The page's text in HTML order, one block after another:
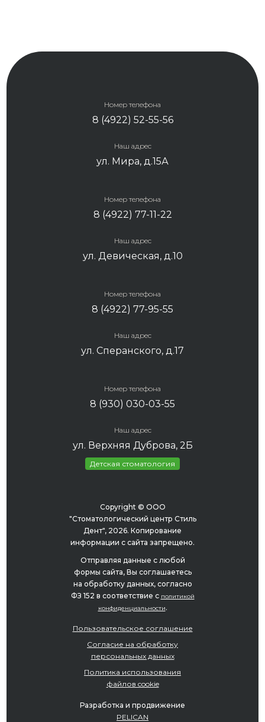
Номер телефона
8 (4922) 52-55-56
Наш адрес
ул. Мира, д.15А
Номер телефона
8 (4922) 77-11-22
Наш адрес
ул. Девическая, д.10
Номер телефона
8 (4922) 77-95-55
Наш адрес
ул. Сперанского, д.17
Номер телефона
8 (930) 030-03-55
Наш адрес
ул. Верхняя Дуброва, 2Б
Детская стоматология
Copyright © ООО
"Стоматологический центр Стиль
Дент", 2026. Копирование
информации с сайта запрещено.
Отправляя данные с любой
формы сайта, Вы соглашаетесь
на обработку данных, согласно
ФЗ 152 в соответствие с политикой
конфиденциальности.
Пользовательское соглашение
Согласие на обработку
персональных данных
Политика использования
файлов cookie
Разработка и продвижение
PELICAN